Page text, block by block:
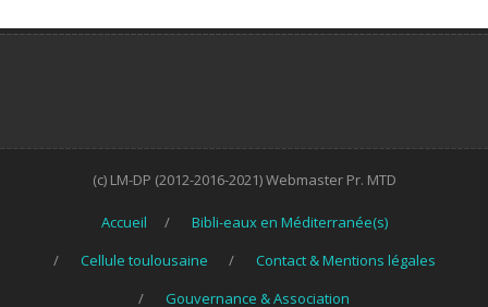
(c) LM-DP (2012-2016-2021) Webmaster Pr. MTD
Accueil
Bibli-eaux en Méditerranée(s)
Cellule toulousaine
Contact & Mentions légales
Gouvernance & Association